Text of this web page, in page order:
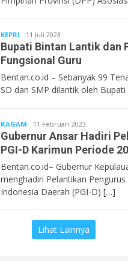
KEPRI Bentan.co.id
11 Juli 2023
Bupati Bintan Lantik dan
Fungsional Guru
Bentan.co.id – Sebanyak 99
SD dan SMP dilantik oleh
RAGAM Bentan.co.id
11 Februari 2023
Gubernur Ansar Hadiri
PGI-D Karimun Periode
Bentan.co.id– Gubernur
menghadiri Pelantikan
Indonesia Daerah (PGI-D) […]
Lihat Lainnya